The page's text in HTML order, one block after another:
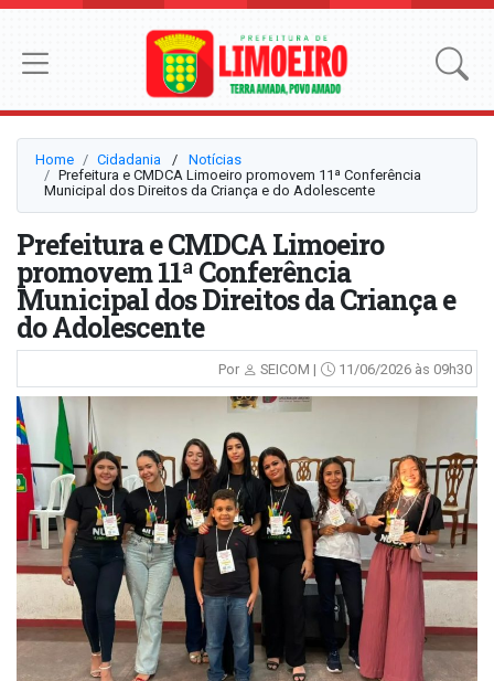
Home Cidadania ⠀/⠀ Notícias
Prefeitura e CMDCA Limoeiro promovem 11ª Conferência
Municipal dos Direitos da Criança e do Adolescente
Prefeitura e CMDCA Limoeiro
promovem 11ª Conferência
Municipal dos Direitos da Criança e
do Adolescente
Por SEICOM | 11/06/2026 às 09h30